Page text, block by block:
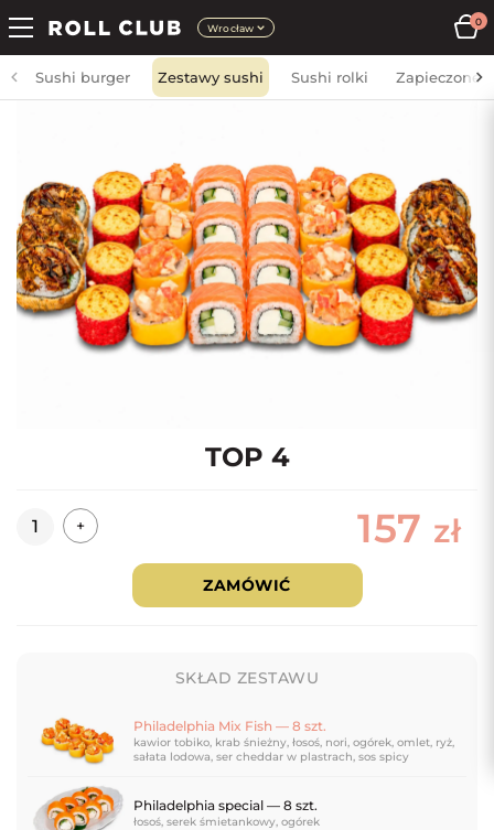
Wrocław
0
Sushi burger Zestawy sushi Sushi rolki Zapieczone
TOP 4
Ilość + 157 zł
ZAMÓWIĆ
SKŁAD ZESTAWU
Philadelphia Mix Fish — 8 szt.
kawior tobiko, krab śnieżny, łosoś, nori, ogórek, omlet, ryż,
sałata lodowa, ser cheddar w plastrach, sos spicy
Philadelphia special — 8 szt.
łosoś, serek śmietankowy, ogórek